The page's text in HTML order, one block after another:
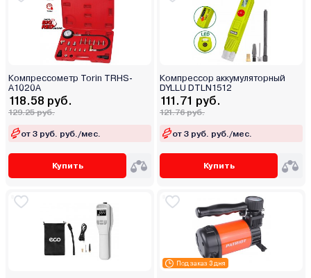
Компрессометр Torin TRHS-
A1020A
118.58 руб.
129.25 руб.
от 3 руб. руб./мес.
Купить
Компрессор аккумуляторный
DYLLU DTLN1512
111.71 руб.
121.76 руб.
от 3 руб. руб./мес.
Купить
Под заказ 3 дня